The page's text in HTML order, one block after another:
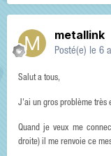
metallink
Posté(e) le 6
Salut a tous,
J'ai un gros problème très
Quand je veux me
droite) il me renvoie ce